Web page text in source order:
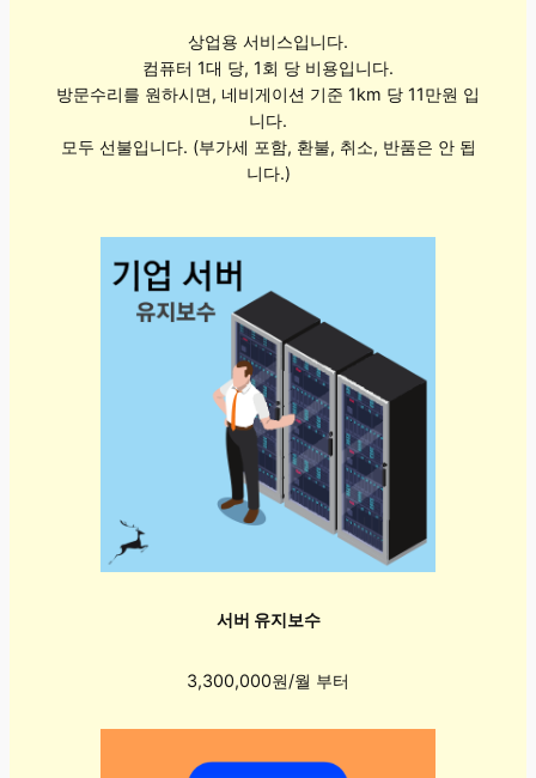
상업용 서비스입니다.
컴퓨터 1대 당, 1회 당 비용입니다.
방문수리를 원하시면, 네비게이션 기준 1km 당 11만원 입
니다.
모두 선불입니다. (부가세 포함, 환불, 취소, 반품은 안 됩
니다.)
서버 유지보수
3,300,000원/월 부터